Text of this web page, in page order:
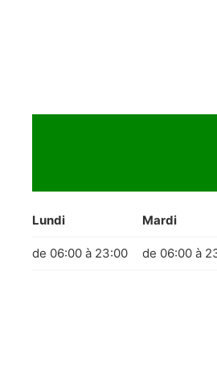
Lundi Mardi
de 06:00 à 23:00 de 06:00 à